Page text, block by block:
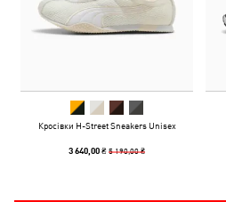
Кросівки H-Street Sneakers Unisex
3 640,00 ₴5 190,00 ₴